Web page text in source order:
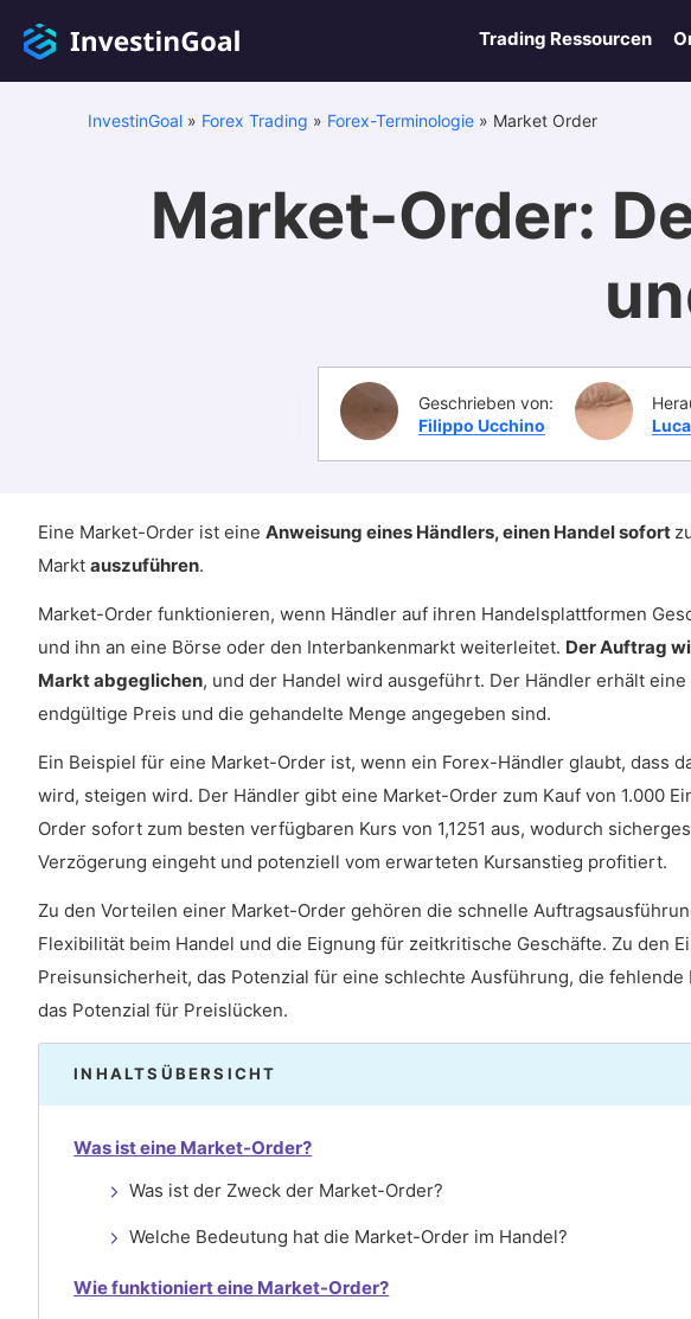
Trading Ressourcen
InvestinGoal» Forex Trading » Forex-Terminologie» Market Order
Market-Order:
Geschrieben von:
Filippo Ucchino
Eine Market-Order ist eine Anweisung eines Händlers, einen Handel sofort
Markt auszuführen.
Market-Order funktionieren, wenn Händler auf ihren Handelsplattformen
und ihn an eine Börse oder den Interbankenmarkt weiterleitet. Der Auftrag
Markt abgeglichen, und der Handel wird ausgeführt. Der Händler erhält
endgültige Preis und die gehandelte Menge angegeben sind.
Ein Beispiel für eine Market-Order ist, wenn ein Forex-Händler glaubt, dass
wird, steigen wird. Der Händler gibt eine Market-Order zum Kauf von 1.000
Order sofort zum besten verfügbaren Kurs von 1,1251 aus, wodurch
Verzögerung eingeht und potenziell vom erwarteten Kursanstieg profitiert.
Zu den Vorteilen einer Market-Order gehören die schnelle
Flexibilität beim Handel und die Eignung für zeitkritische Geschäfte. Zu den
Preisunsicherheit, das Potenzial für eine schlechte Ausführung, die
das Potenzial für Preislücken.
INHALTSÜBERSICHT
Was ist eine Market-Order?
Was ist der Zweck der Market-Order?
Welche Bedeutung hat die Market-Order im Handel?
Wie funktioniert eine Market-Order?